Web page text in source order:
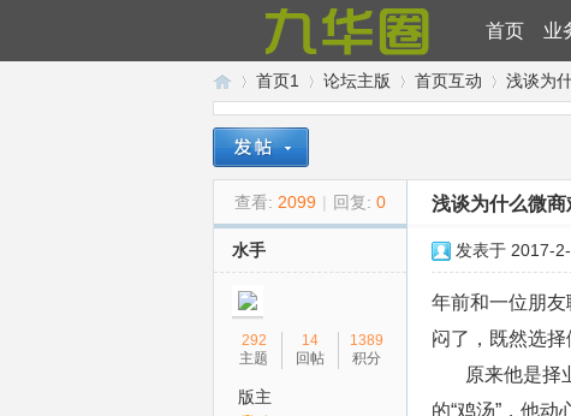
首页 业
九»
首页1
›
论坛主版
›
首页互动
›
浅谈为
查看: 2099 | 回复: 0 浅谈为什么微
水手
292
主题
14
回帖
1389
积分
版主
发表于 2017-
年前和一位朋
闷了，既然选
原来他是择业
的“鸡汤”，他动